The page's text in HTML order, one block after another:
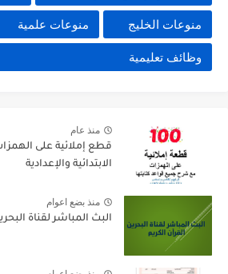
منوعات الخليج منوعات علمية
وظائف تعليمية
منذ عام
قطع إملائية على
الابتدائية والإعدادية
منذ بضع اعوام
البث المباشر لقناة